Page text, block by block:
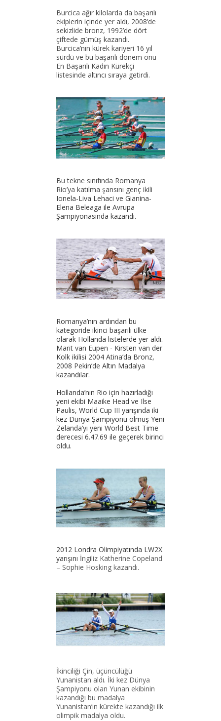
Burcica ağır kilolarda da başarılı
ekiplerin içinde yer aldı, 2008’de
sekizlide bronz, 1992’de dört
çiftede gümüş kazandı.
Burcica’nın kürek kariyeri 16 yıl
sürdü ve bu başarılı dönem onu
En Başarılı Kadın Kürekçi
listesinde altıncı sıraya getirdi.
Bu tekne sınıfında Romanya
Rio’ya katılma şansını genç ikili
Ionela-Liva Lehaci ve Gianina-
Elena Beleaga ile Avrupa
Şampiyonasında kazandı.
Romanya’nın ardından bu
kategoride ikinci başarılı ülke
olarak Hollanda listelerde yer aldı.
Marit van Eupen - Kirsten van der
Kolk ikilisi 2004 Atina’da Bronz,
2008 Pekin’de Altın Madalya
kazandılar.
Hollanda’nın Rio için hazırladığı
yeni ekibi Maaike Head ve Ilse
Paulis, World Cup III yarışında iki
kez Dünya Şampiyonu olmuş Yeni
Zelanda’yı yeni World Best Time
derecesi 6.47.69 ile geçerek birinci
oldu.
2012 Londra Olimpiyatında LW2X
yarışını İngiliz Katherine Copeland
– Sophie Hosking kazandı.
İkinciliği Çin, üçüncülüğü
Yunanistan aldı. İki kez Dünya
Şampiyonu olan Yunan ekibinin
kazandığı bu madalya
Yunanistan’ın kürekte kazandığı ilk
olimpik madalya oldu.